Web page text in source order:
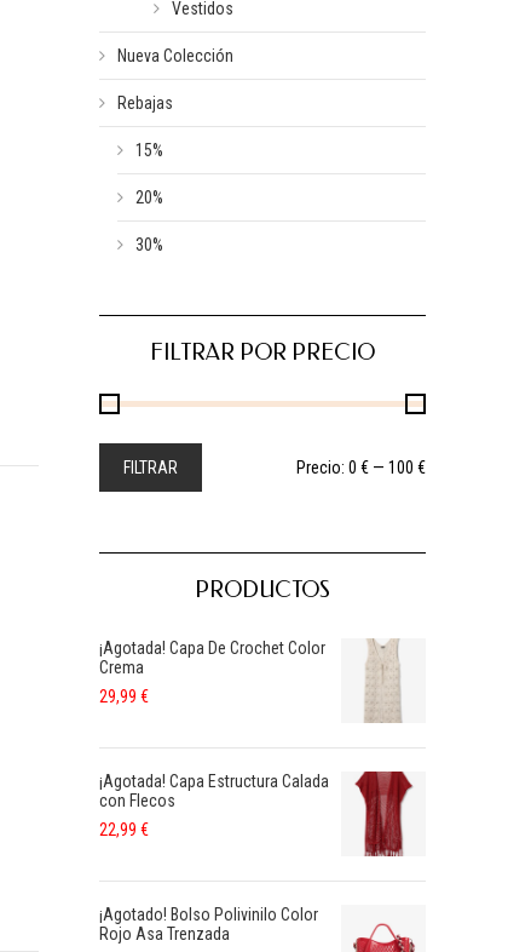
Vestidos
Nueva Colección
Rebajas
15%
20%
30%
FILTRAR POR PRECIO
FILTRAR Precio: 0 € — 100 €
PRODUCTOS
¡Agotada! Capa De Crochet Color
Crema
29,99 €
¡Agotada! Capa Estructura Calada
con Flecos
22,99 €
¡Agotado! Bolso Polivinilo Color
Rojo Asa Trenzada